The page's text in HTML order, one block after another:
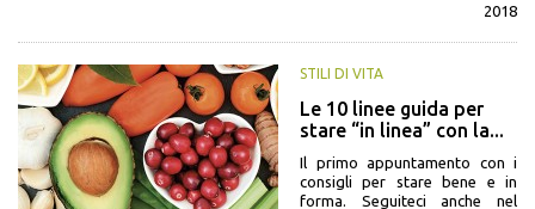
2018
STILI DI VITA
Le 10 linee guida per
stare “in linea” con la...
Il primo appuntamento con i
consigli per stare bene e in
forma. Seguiteci anche nel